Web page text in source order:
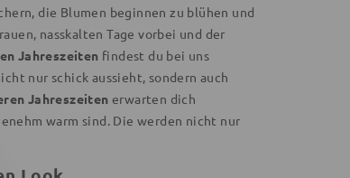
die Blumen beginnen zu blühen und
nasskalten Tage vorbei und der
Jahreszeiten findest du bei uns
nur schick aussieht, sondern auch
Jahreszeiten erwarten dich
warm sind. Die werden nicht nur